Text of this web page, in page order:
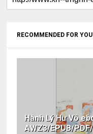
RECOMMENDED FOR YOU
Hành Lý Hư Vô
AWZ3/EPUB/